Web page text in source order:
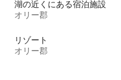
湖の近くにある宿泊施設
オリー郡
リゾート
オリー郡